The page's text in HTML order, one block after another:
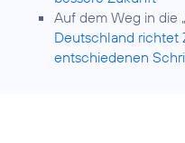
Auf dem Weg in die
Deutschland richtet
entschiedenen